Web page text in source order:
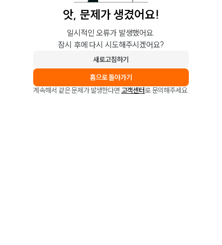
앗, 문제가 생겼어요!
일시적인 오류가 발생했어요.
잠시 후에 다시 시도해주시겠어요?
새로고침하기
홈으로 돌아가기
계속해서 같은 문제가 발생한다면 고객센터로 문의해주세요.